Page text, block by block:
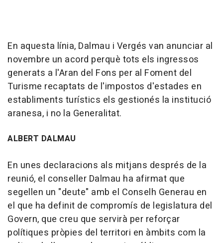
En aquesta línia, Dalmau i Vergés van anunciar al
novembre un acord perquè tots els ingressos
generats a l'Aran del Fons per al Foment del
Turisme recaptats de l'impostos d'estades en
establiments turístics els gestionés la institució
aranesa, i no la Generalitat.
ALBERT DALMAU
En unes declaracions als mitjans després de la
reunió, el conseller Dalmau ha afirmat que
segellen un "deute" amb el Conselh Generau en
el que ha definit de compromís de legislatura del
Govern, que creu que servirà per reforçar
polítiques pròpies del territori en àmbits com la